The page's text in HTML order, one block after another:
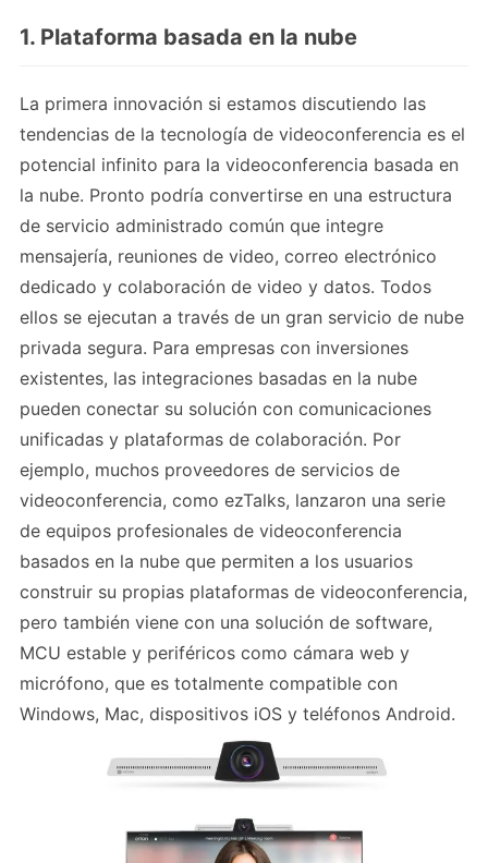
1. Plataforma basada en la nube
La primera innovación si estamos discutiendo las
tendencias de la tecnología de videoconferencia es el
potencial infinito para la videoconferencia basada en
la nube. Pronto podría convertirse en una estructura
de servicio administrado común que integre
mensajería, reuniones de video, correo electrónico
dedicado y colaboración de video y datos. Todos
ellos se ejecutan a través de un gran servicio de nube
privada segura. Para empresas con inversiones
existentes, las integraciones basadas en la nube
pueden conectar su solución con comunicaciones
unificadas y plataformas de colaboración. Por
ejemplo, muchos proveedores de servicios de
videoconferencia, como ezTalks, lanzaron una serie
de equipos profesionales de videoconferencia
basados ​​en la nube que permiten a los usuarios
construir su propias plataformas de videoconferencia,
pero también viene con una solución de software,
MCU estable y periféricos como cámara web y
micrófono, que es totalmente compatible con
Windows, Mac, dispositivos iOS y teléfonos Android.